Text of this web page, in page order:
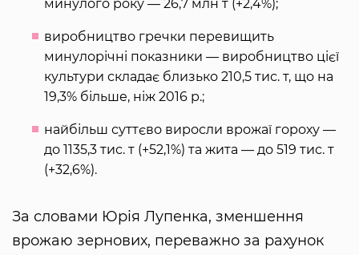
минулого року — 26,7 млн т (+2,4%);
виробництво гречки перевищить
минулорічні показники — виробництво цієї
культури складає близько 210,5 тис. т, що на
19,3% більше, ніж 2016 р.;
найбільш суттєво виросли врожаї гороху —
до 1135,3 тис. т (+52,1%) та жита — до 519 тис. т
(+32,6%).
За словами Юрія Лупенка, зменшення
врожаю зернових, переважно за рахунок